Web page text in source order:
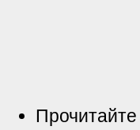
Прочитайте